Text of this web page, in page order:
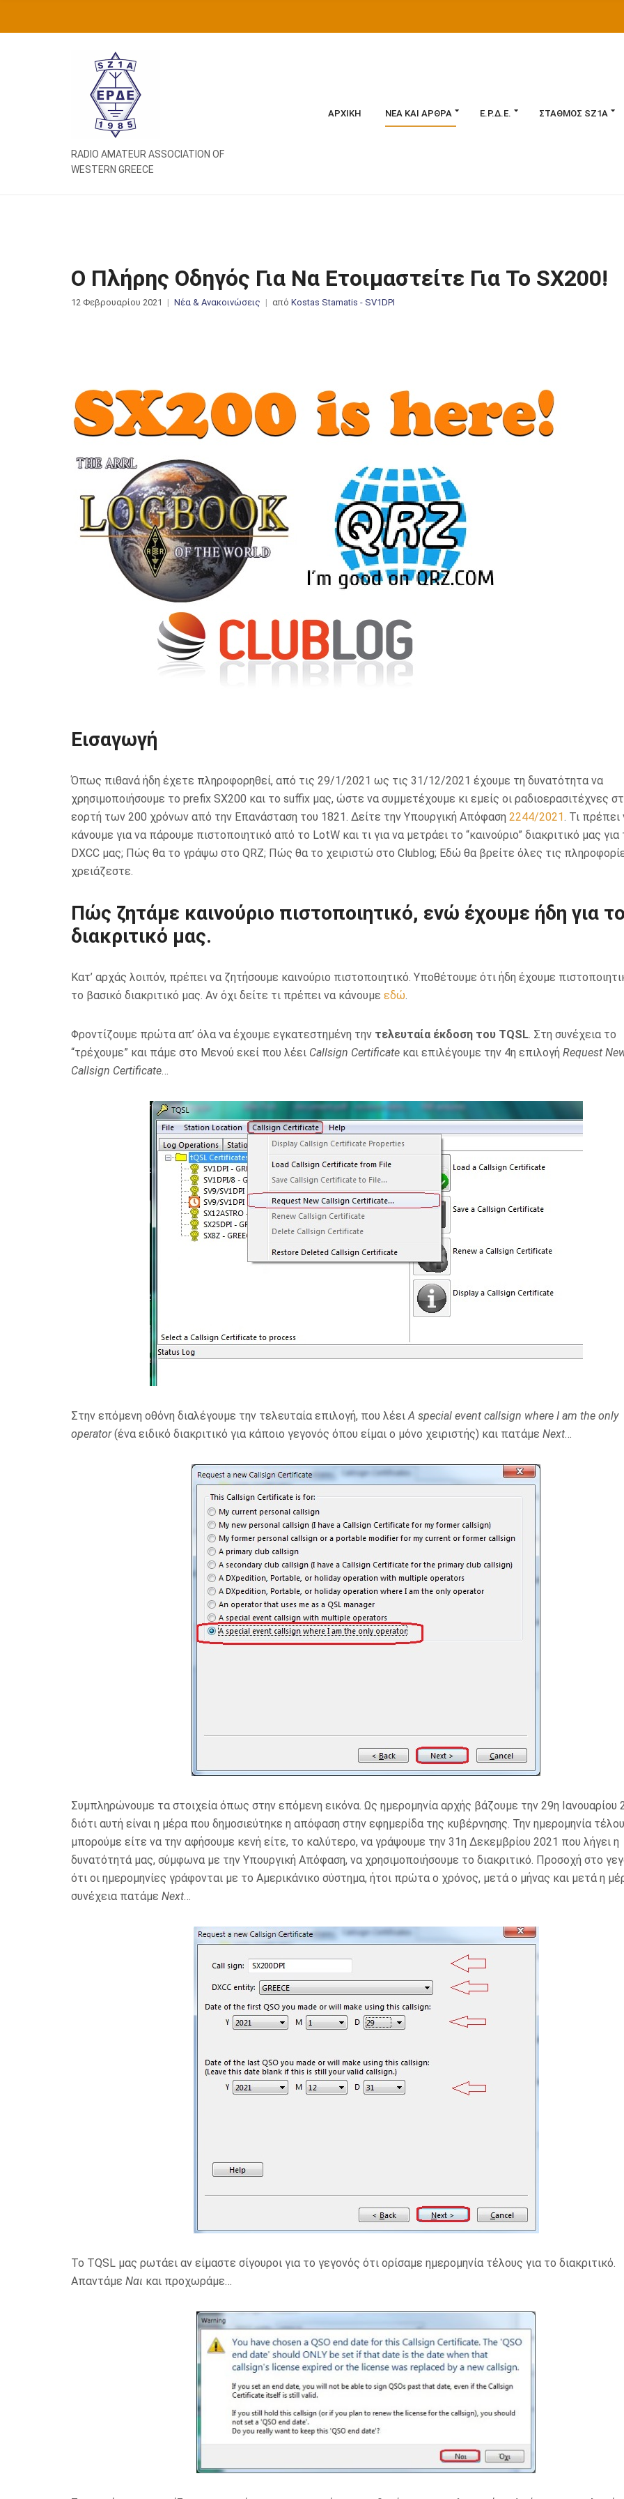
RADIO AMATEUR ASSOCIATION OF
WESTERN GREECE
ΑΡΧΙΚΉ ΝΈΑ ΚΑΙ ΆΡΘΡΑ Ε.Ρ.Δ.Ε. ΣΤΑΘΜΌΣ SZ1A
Ο Πλήρης Οδηγός Για Να Ετοιμαστείτε Για Το SX200!
12 Φεβρουαρίου 2021 Νέα & Ανακοινώσεις από Kostas Stamatis - SV1DPI
Εισαγωγή
Όπως πιθανά ήδη έχετε πληροφορηθεί, από τις 29/1/2021 ως τις 31/12/2021 έχουμε τη δυνατότητα να
χρησιμοποιήσουμε το prefix SX200 και το suffix μας, ώστε να συμμετέχουμε κι εμείς οι ραδιοερασιτέχνες
εορτή των 200 χρόνων από την Επανάσταση του 1821. Δείτε την Υπουργική Απόφαση 2244/2021. Τι πρέπει
κάνουμε για να πάρουμε πιστοποιητικό από το LotW και τι για να μετράει το “καινούριο” διακριτικό μας για
DXCC μας; Πώς θα το γράψω στο QRZ; Πώς θα το χειριστώ στο Clublog; Εδώ θα βρείτε όλες τις
χρειάζεστε.
Πώς ζητάμε καινούριο πιστοποιητικό, ενώ έχουμε ήδη για το
διακριτικό μας.
Κατ’ αρχάς λοιπόν, πρέπει να ζητήσουμε καινούριο πιστοποιητικό. Υποθέτουμε ότι ήδη έχουμε
το βασικό διακριτικό μας. Αν όχι δείτε τι πρέπει να κάνουμε εδώ.
Φροντίζουμε πρώτα απ’ όλα να έχουμε εγκατεστημένη την τελευταία έκδοση του TQSL. Στη συνέχεια το
“τρέχουμε” και πάμε στο Μενού εκεί που λέει Callsign Certificate και επιλέγουμε την 4η επιλογή Request
Callsign Certificate…
Στην επόμενη οθόνη διαλέγουμε την τελευταία επιλογή, που λέειA special event callsign where I am the only
operator(ένα ειδικό διακριτικό για κάποιο γεγονός όπου είμαι ο μόνο χειριστής) και πατάμε Next…
Συμπληρώνουμε τα στοιχεία όπως στην επόμενη εικόνα. Ως ημερομηνία αρχής βάζουμε την 29η Ιανουαρίου
διότι αυτή είναι η μέρα που δημοσιεύτηκε η απόφαση στην εφημερίδα της κυβέρνησης. Την ημερομηνία
μπορούμε είτε να την αφήσουμε κενή είτε, το καλύτερο, να γράψουμε την 31η Δεκεμβρίου 2021 που λήγει η
δυνατότητά μας, σύμφωνα με την Υπουργική Απόφαση, να χρησιμοποιήσουμε το διακριτικό. Προσοχή στο
ότι οι ημερομηνίες γράφονται με το Αμερικάνικο σύστημα, ήτοι πρώτα ο χρόνος, μετά ο μήνας και μετά η
συνέχεια πατάμε Next…
To TQSL μας ρωτάει αν είμαστε σίγουροι για το γεγονός ότι ορίσαμε ημερομηνία τέλους για το διακριτικό.
Απαντάμε Ναι και προχωράμε…